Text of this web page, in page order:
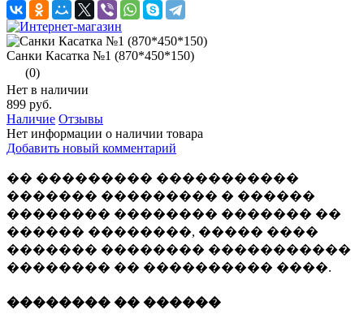
Санки Касатка №1 (870*450*150)
(0)
Нет в наличии
899 руб.
Наличие Отзывы
Нет информации о наличии товара
Добавить новый комментарий
�� ��������� �����������
������� ��������� � ������
�������� �������� ������� ��
������ ��������, ����� ����
������� �������� �����������
�������� �� ���������� ����.
�������� �� ������